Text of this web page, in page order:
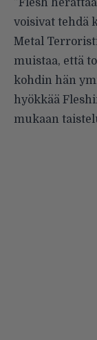
”Flesh
voisivat tehdä
Metal
muistaa, että
kohdin hän
hyökkää
mukaan